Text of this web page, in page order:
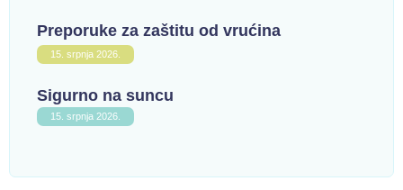
Preporuke za zaštitu od vrućina
15. srpnja 2026.
Sigurno na suncu
15. srpnja 2026.